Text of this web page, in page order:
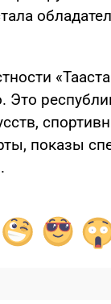
показы